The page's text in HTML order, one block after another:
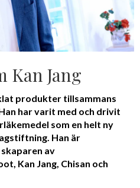
Kan Jang
produkter tillsammans
har varit med och drivit
som en helt ny
Han är
av
Kan Jang, Chisan och